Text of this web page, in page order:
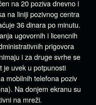
na 20 poziva dnevno i
na liniji pozivnog centra
36 dinara po minutu.
ugovornih i licencnih
prigovora
i za druge svrhe se
je uvek u potpunosti
mobilnih telefona poziv
Na donjem ekranu su
na mreži.